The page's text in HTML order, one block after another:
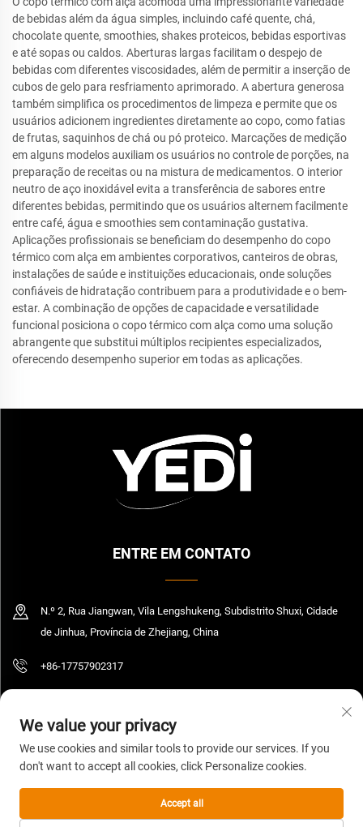
de bebidas além da água simples, incluindo café quente, chá,
chocolate quente, smoothies, shakes proteicos, bebidas esportivas
e até sopas ou caldos. Aberturas largas facilitam o despejo de
bebidas com diferentes viscosidades, além de permitir a inserção de
cubos de gelo para resfriamento aprimorado. A abertura generosa
também simplifica os procedimentos de limpeza e permite que os
usuários adicionem ingredientes diretamente ao copo, como fatias
de frutas, saquinhos de chá ou pó proteico. Marcações de medição
em alguns modelos auxiliam os usuários no controle de porções, na
preparação de receitas ou na mistura de medicamentos. O interior
neutro de aço inoxidável evita a transferência de sabores entre
diferentes bebidas, permitindo que os usuários alternem facilmente
entre café, água e smoothies sem contaminação gustativa.
Aplicações profissionais se beneficiam do desempenho do copo
térmico com alça em ambientes corporativos, canteiros de obras,
instalações de saúde e instituições educacionais, onde soluções
confiáveis de hidratação contribuem para a produtividade e o bem-
estar. A combinação de opções de capacidade e versatilidade
funcional posiciona o copo térmico com alça como uma solução
abrangente que substitui múltiplos recipientes especializados,
oferecendo desempenho superior em todas as aplicações.
ENTRE EM CONTATO
N.º 2, Rua Jiangwan, Vila Lengshukeng, Subdistrito Shuxi, Cidade
de Jinhua, Província de Zhejiang, China
+86-17757902317
Direitos autorais © 2026 Zhejiang Yedi Industry And Trade Co., Ltd. Todos os
direitos reservados. Política de Privacidade
We value your privacy
We use cookies and similar tools to provide our services. If you
don't want to accept all cookies, click Personalize cookies.
Accept all